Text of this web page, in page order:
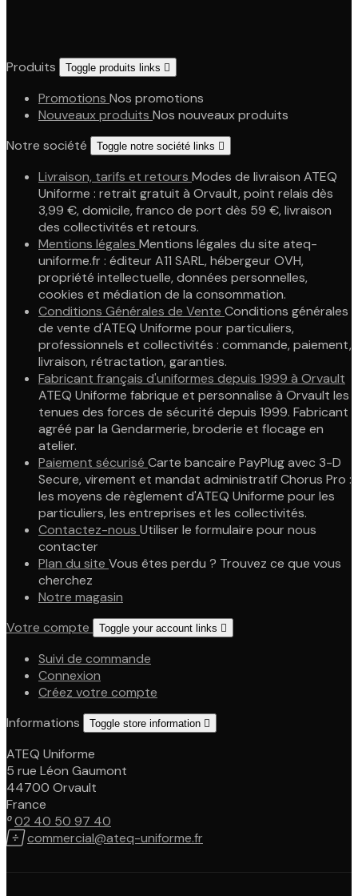
Produits Toggle produits links 
Promotions Nos promotions
Nouveaux produits Nos nouveaux produits
Notre société
Toggle notre société links 
Livraison, tarifs et retours Modes de livraison ATEQ
Uniforme : retrait gratuit à Orvault, point relais dès
3,99 €, domicile, franco de port dès 59 €, livraison
des collectivités et retours.
Mentions légales Mentions légales du site ateq-
uniforme.fr : éditeur A11 SARL, hébergeur OVH,
propriété intellectuelle, données personnelles,
cookies et médiation de la consommation.
Conditions Générales de Vente Conditions générales
de vente d'ATEQ Uniforme pour particuliers,
professionnels et collectivités : commande, paiement,
livraison, rétractation, garanties.
Fabricant français d'uniformes depuis 1999 à Orvault
ATEQ Uniforme fabrique et personnalise à Orvault les
tenues des forces de sécurité depuis 1999. Fabricant
agréé par la Gendarmerie, broderie et flocage en
atelier.
Paiement sécurisé Carte bancaire PayPlug avec 3-D
Secure, virement et mandat administratif Chorus Pro :
les moyens de règlement d'ATEQ Uniforme pour les
particuliers, les entreprises et les collectivités.
Contactez-nous Utiliser le formulaire pour nous
contacter
Plan du site Vous êtes perdu ? Trouvez ce que vous
cherchez
Notre magasin
Votre compte
Toggle your account links 
Suivi de commande
Connexion
Créez votre compte
Informations
Toggle store information 
ATEQ Uniforme
5 rue Léon Gaumont
44700 Orvault
France
02 40 50 97 40
commercial@ateq-uniforme.fr